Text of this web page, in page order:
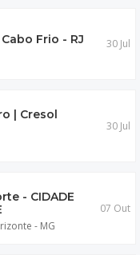
Frio - RJ 30 Jul
| Cresol
30 Jul
- CIDADE
- MG
07 Out